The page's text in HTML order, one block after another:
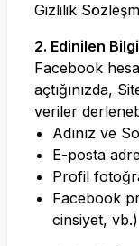
Gizlilik
2. Edinilen
Facebook
açtığınızda,
veriler
Adınız ve
E-posta
Profil
Facebook
cinsiyet, vb.)